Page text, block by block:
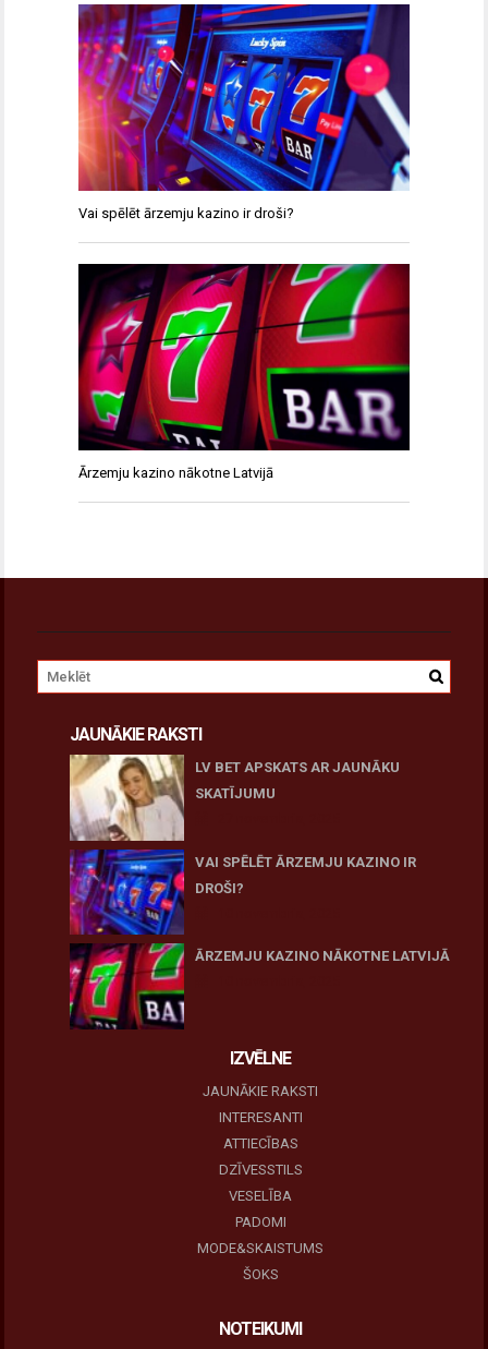
Vai spēlēt ārzemju kazino ir droši?
Ārzemju kazino nākotne Latvijā
JAUNĀKIE RAKSTI
LV BET APSKATS AR JAUNĀKU
SKATĪJUMU
VAI SPĒLĒT ĀRZEMJU KAZINO IR
DROŠI?
ĀRZEMJU KAZINO NĀKOTNE LATVIJĀ
IZVĒLNE
JAUNĀKIE RAKSTI
INTERESANTI
ATTIECĪBAS
DZĪVESSTILS
VESELĪBA
PADOMI
MODE&SKAISTUMS
ŠOKS
NOTEIKUMI